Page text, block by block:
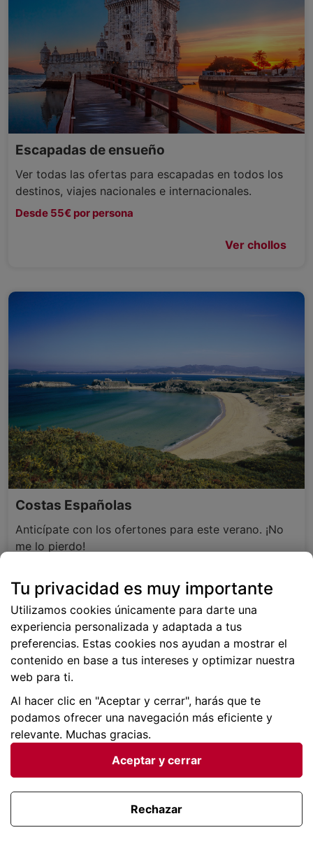
Escapadas de ensueño
Ver todas las ofertas para escapadas en todos los
destinos, viajes nacionales e internacionales.
Desde 55€ por persona
Ver chollos
Costas Españolas
Anticípate con los ofertones para este verano. ¡No
me lo pierdo!
Tu privacidad es muy importante
Utilizamos cookies únicamente para darte una
experiencia personalizada y adaptada a tus
preferencias. Estas cookies nos ayudan a mostrar el
contenido en base a tus intereses y optimizar nuestra
web para ti.
Al hacer clic en "Aceptar y cerrar", harás que te
podamos ofrecer una navegación más eficiente y
relevante. Muchas gracias.
Aceptar y cerrar
Rechazar